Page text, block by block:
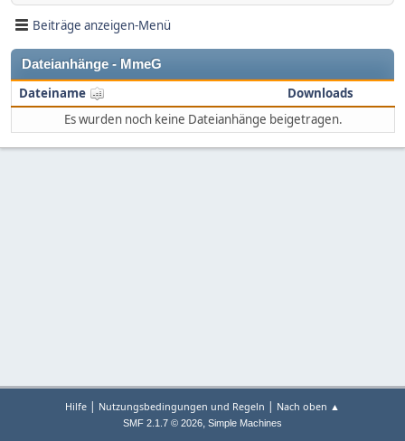
Beiträge anzeigen-Menü
Dateianhänge - MmeG
Dateiname
Downloads
Es wurden noch keine Dateianhänge beigetragen.
Hilfe | Nutzungsbedingungen und Regeln | Nach oben ▲
SMF 2.1.7 © 2026, Simple Machines